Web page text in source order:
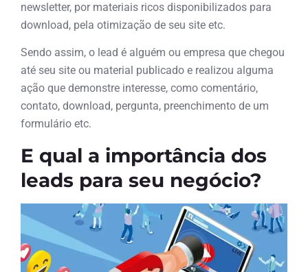
newsletter, por materiais ricos disponibilizados para
download, pela otimização de seu site etc.
Sendo assim, o lead é alguém ou empresa que chegou
até seu site ou material publicado e realizou alguma
ação que demonstre interesse, como comentário,
contato, download, pergunta, preenchimento de um
formulário etc.
E qual a importância dos
leads para seu negócio?